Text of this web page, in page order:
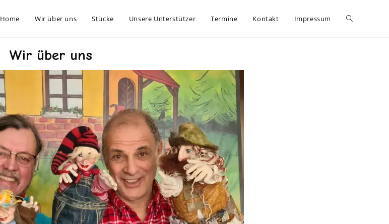
Home Wir über uns Stücke Unsere Unterstützer Termine Kontakt Impressum
Wir über uns